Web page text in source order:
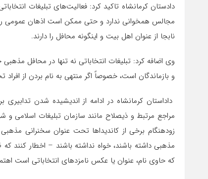
دادستان کرمانشاه تاکید کرد: فعالیت‌های تبلیغات
مجالس همخوانی ندارد و حتی ممکن است اذهان عمومی
نابجا از عنوان اهل بیت و اینگونه محافل را دارند.
وی اضافه کرد: تبلیغات انتخاباتی نه تنها در محافل
و بازماندگان است، خصوصاً اگر منتهی به نام بردن از
داداستان کرمانشاه در ادامه از اندیشیده شدن
مراجع مرتبط و ذیصلاح مانند سازمان تبلیغات اسلامی
زودهنگام برخی از کاندیداها تحت عنوان سخنرانی
که حاوی نام، عنوان یا عکس نامزدهای انتخاباتی است